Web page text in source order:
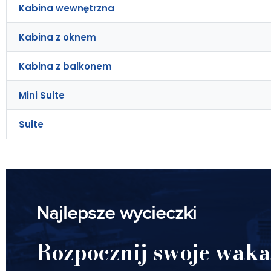
Kabina wewnętrzna
Kabina z oknem
Kabina z balkonem
Mini Suite
Suite
Najlepsze wycieczki
Rozpocznij swoje